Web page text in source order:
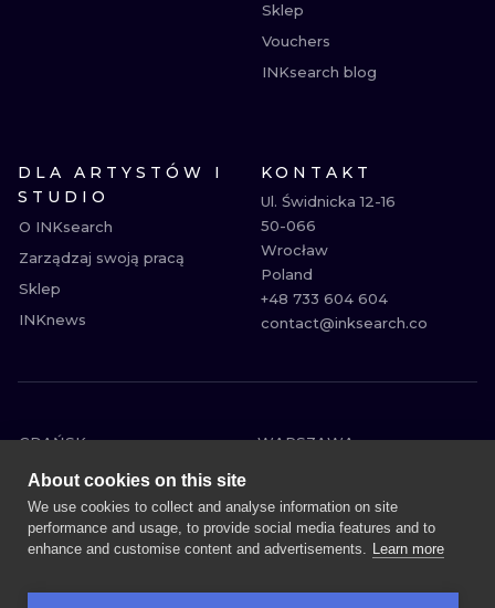
Sklep
Vouchers
INKsearch blog
DLA ARTYSTÓW I
STUDIO
O INKsearch
Zarządzaj swoją pracą
Sklep
INKnews
KONTAKT
Ul. Świdnicka 12-16
50-066
Wrocław
Poland
+48 733 604 604
contact@inksearch.co
GDAŃSK
WARSZAWA
POZNAŃ
KATOWICE
WROCŁAW
ŁÓDŹ
BERLIN
EDYNBURG
PRAGA
About cookies on this site
We use cookies to collect and analyse information on site
performance and usage, to provide social media features and to
enhance and customise content and advertisements. Learn more